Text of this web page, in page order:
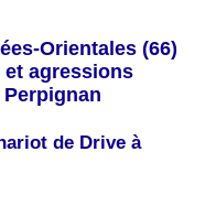
Orientales (66)
agressions
de Drive à